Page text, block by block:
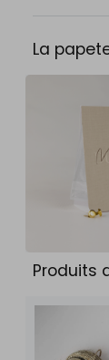
La
Produits